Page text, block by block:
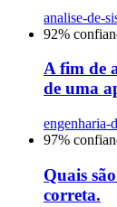
analise-de-
92%
A fim de
de uma
engenharia-
97%
Quais
correta.